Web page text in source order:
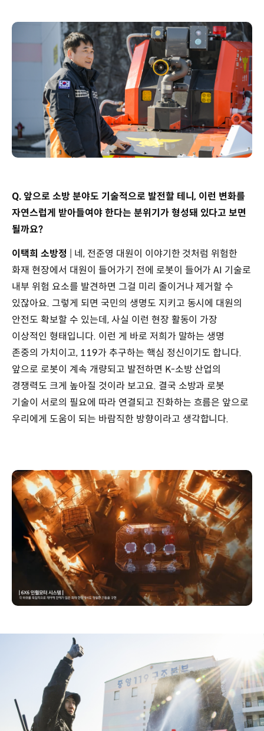
Q. 앞으로 소방 분야도 기술적으로 발전할 테니, 이런 변화를
자연스럽게 받아들여야 한다는 분위기가 형성돼 있다고 보면
될까요?
이택희 소방정 | 네, 전준영 대원이 이야기한 것처럼 위험한
화재 현장에서 대원이 들어가기 전에 로봇이 들어가 AI 기술로
내부 위험 요소를 발견하면 그걸 미리 줄이거나 제거할 수
있잖아요. 그렇게 되면 국민의 생명도 지키고 동시에 대원의
안전도 확보할 수 있는데, 사실 이런 현장 활동이 가장
이상적인 형태입니다. 이런 게 바로 저희가 말하는 생명
존중의 가치이고, 119가 추구하는 핵심 정신이기도 합니다.
앞으로 로봇이 계속 개량되고 발전하면 K-소방 산업의
경쟁력도 크게 높아질 것이라 보고요. 결국 소방과 로봇
기술이 서로의 필요에 따라 연결되고 진화하는 흐름은 앞으로
우리에게 도움이 되는 바람직한 방향이라고 생각합니다.